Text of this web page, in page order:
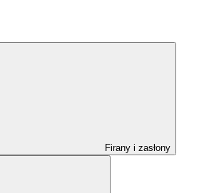
Firany i zasłony